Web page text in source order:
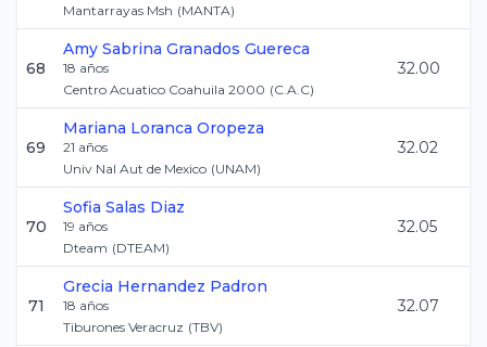
Mantarrayas Msh (MANTA)
68
Amy Sabrina Granados Guereca
18 años
Centro Acuatico Coahuila 2000 (C.A.C)
32.00
69
Mariana Loranca Oropeza
21 años
Univ Nal Aut de Mexico (UNAM)
32.02
70
Sofia Salas Diaz
19 años
Dteam (DTEAM)
32.05
71
Grecia Hernandez Padron
18 años
Tiburones Veracruz (TBV)
32.07